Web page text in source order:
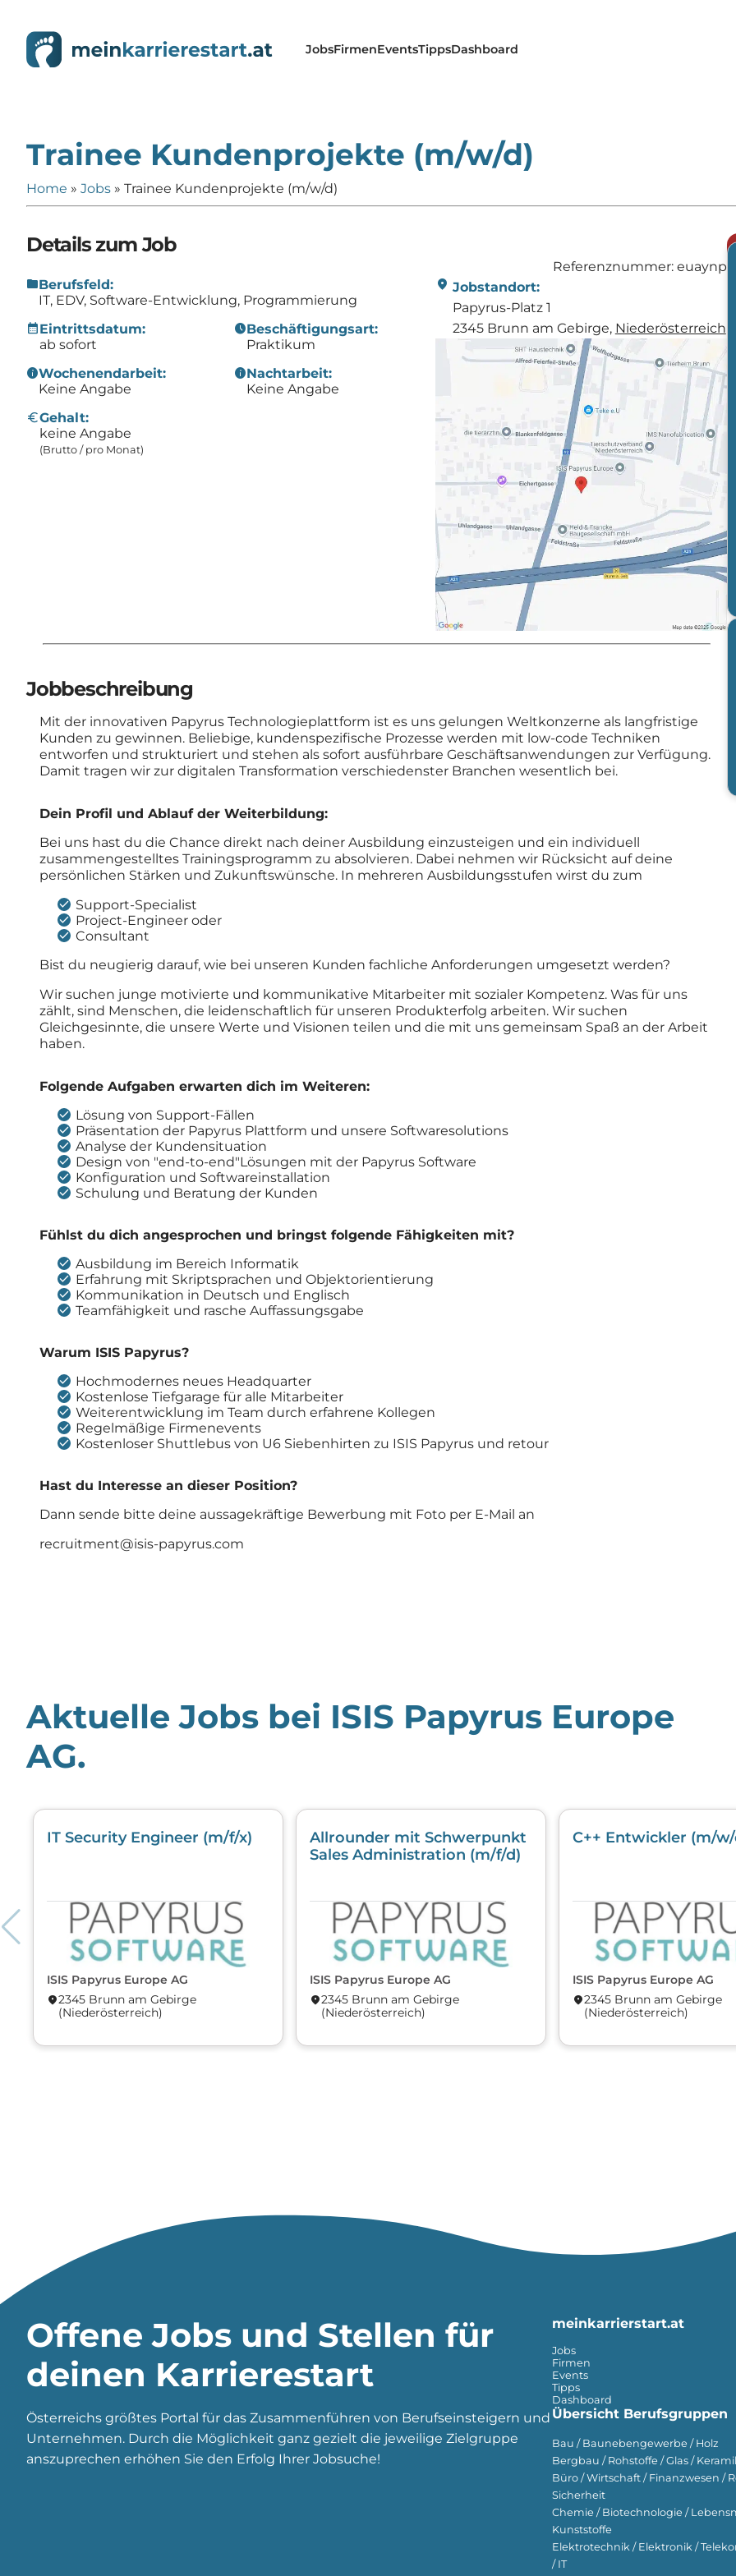
JobsFirmenEventsTippsDashboard
Trainee Kundenprojekte (m/w/d)
Home » Jobs » Trainee Kundenprojekte (m/w/d)
Details zum Job
Referenznummer: euaynp
folderBerufsfeld:
IT, EDV, Software-Entwicklung, Programmierung
calendar_monthEintrittsdatum:
ab sofort
scheduleBeschäftigungsart:
Praktikum
infoWochenendarbeit:
Keine Angabe
infoNachtarbeit:
Keine Angabe
EuroGehalt:
keine Angabe
(Brutto / pro Monat)
location_on Jobstandort:
Papyrus-Platz 1
2345 Brunn am Gebirge, Nieder­österreich
Jobbeschreibung
Mit der innovativen Papyrus Technologieplattform ist es uns gelungen Weltkonzerne als langfristige
Kunden zu gewinnen. Beliebige, kundenspezifische Prozesse werden mit low-code Techniken
entworfen und strukturiert und stehen als sofort ausführbare Geschäftsanwendungen zur Verfügung.
Damit tragen wir zur digitalen Transformation verschiedenster Branchen wesentlich bei.
Dein Profil und Ablauf der Weiterbildung:
Bei uns hast du die Chance direkt nach deiner Ausbildung einzusteigen und ein individuell
zusammengestelltes Trainingsprogramm zu absolvieren. Dabei nehmen wir Rücksicht auf deine
persönlichen Stärken und Zukunftswünsche. In mehreren Ausbildungsstufen wirst du zum
Support-Specialist
Project-Engineer oder
Consultant
Bist du neugierig darauf, wie bei unseren Kunden fachliche Anforderungen umgesetzt werden?
Wir suchen junge motivierte und kommunikative Mitarbeiter mit sozialer Kompetenz. Was für uns
zählt, sind Menschen, die leidenschaftlich für unseren Produkterfolg arbeiten. Wir suchen
Gleichgesinnte, die unsere Werte und Visionen teilen und die mit uns gemeinsam Spaß an der Arbeit
haben.
Folgende Aufgaben erwarten dich im Weiteren:
Lösung von Support-Fällen
Präsentation der Papyrus Plattform und unsere Softwaresolutions
Analyse der Kundensituation
Design von "end-to-end"Lösungen mit der Papyrus Software
Konfiguration und Softwareinstallation
Schulung und Beratung der Kunden
Fühlst du dich angesprochen und bringst folgende Fähigkeiten mit?
Ausbildung im Bereich Informatik
Erfahrung mit Skriptsprachen und Objektorientierung
Kommunikation in Deutsch und Englisch
Teamfähigkeit und rasche Auffassungsgabe
Warum ISIS Papyrus?
Hochmodernes neues Headquarter
Kostenlose Tiefgarage für alle Mitarbeiter
Weiterentwicklung im Team durch erfahrene Kollegen
Regelmäßige Firmenevents
Kostenloser Shuttlebus von U6 Siebenhirten zu ISIS Papyrus und retour
Hast du Interesse an dieser Position?
Dann sende bitte deine aussagekräftige Bewerbung mit Foto per E-Mail an
recruitment@isis-papyrus.com
Aktuelle Jobs bei ISIS Papyrus Europe
AG.
ISIS Papyrus Europe AG
location_on2345 Brunn am Gebirge
(Nieder­österreich)
IT Security Engineer (m/f/x)
ISIS Papyrus Europe AG
location_on2345 Brunn am Gebirge
(Nieder­österreich)
Allrounder mit Schwerpunkt
Sales Administration (m/f/d)
ISIS Papyrus Europe AG
location_on2345 Brunn am Gebirge
(Nieder­österreich)
C++ Entwickler (m/
Offene Jobs und Stellen für
deinen Karrierestart
Österreichs größtes Portal für das Zusammenführen von Berufseinsteigern und
Unternehmen. Durch die Möglichkeit ganz gezielt die jeweilige Zielgruppe
anszuprechen erhöhen Sie den Erfolg Ihrer Jobsuche!
meinkarrierstart.at
Jobs
Firmen
Events
Tipps
Dashboard
Übersicht Berufsgruppen
Bau / Baunebengewerbe / Holz
Bergbau / Rohstoffe / Glas /
Büro / Wirtschaft / Finanzwesen /
Sicherheit
Chemie / Biotechnologie /
Kunststoffe
Elektrotechnik / Elektronik /
/ IT